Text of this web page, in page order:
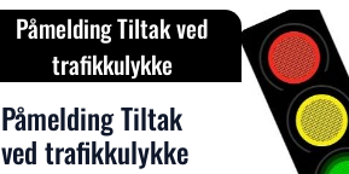
Påmelding Tiltak ved
trafikkulykke
Påmelding Tiltak
ved trafikkulykke